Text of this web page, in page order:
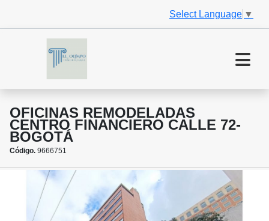
Select Language ▼
OFICINAS REMODELADAS
CENTRO FINANCIERO CALLE 72-
BOGOTÁ
Código. 9666751